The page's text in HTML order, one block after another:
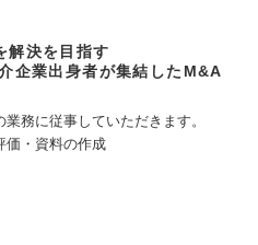
解決を目指す
企業出身者が集結したM&A
務に従事していただきます。
価・資料の作成